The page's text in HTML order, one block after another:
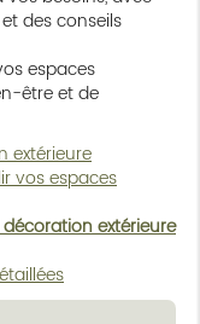
des conseils
espaces
être et de
extérieure
vos espaces
extérieure